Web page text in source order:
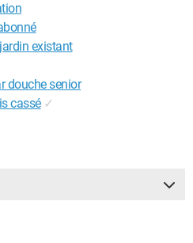
existant
douche senior
cassé ✓